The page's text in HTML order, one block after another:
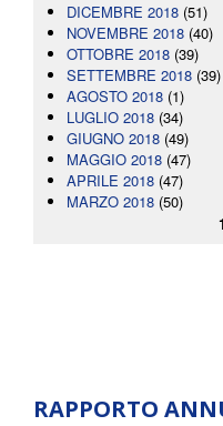
DICEMBRE 2018 (51)
NOVEMBRE 2018 (40)
OTTOBRE 2018 (39)
SETTEMBRE 2018 (39)
AGOSTO 2018 (1)
LUGLIO 2018 (34)
GIUGNO 2018 (49)
MAGGIO 2018 (47)
APRILE 2018 (47)
MARZO 2018 (50)
RAPPORTO